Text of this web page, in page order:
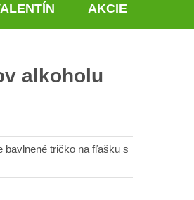
AKCIE
alkoholu
bavlnené tričko na fľašku s